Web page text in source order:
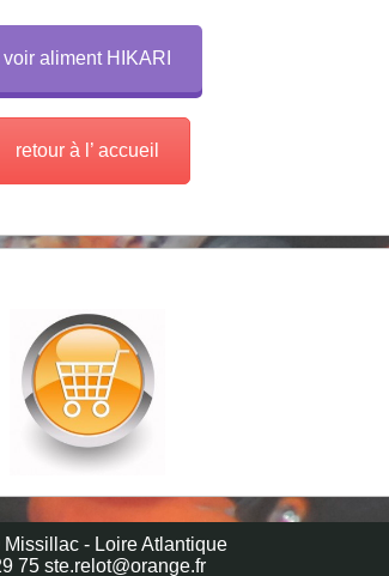
voir aliment HIKARI
retour à l’ accueil
- Loire Atlantique
75 ste.relot@orange.fr